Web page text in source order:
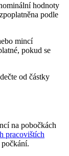
hodnoty
podle
mincí
pokud se
od částky
na pobočkách
pracovištích